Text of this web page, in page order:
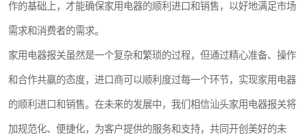
作的基础上，才能确保家用电器的顺利进口和销售，以好地满足市场
需求和消费者的需求。
家用电器报关虽然是一个复杂和繁琐的过程，但通过精心准备、操作
和合作共赢的态度，进口商可以顺利度过每一个环节，实现家用电器
的顺利进口和销售。在未来的发展中，我们相信汕头家用电器报关将
加规范化、便捷化，为客户提供的服务和支持，共同开创美好的未